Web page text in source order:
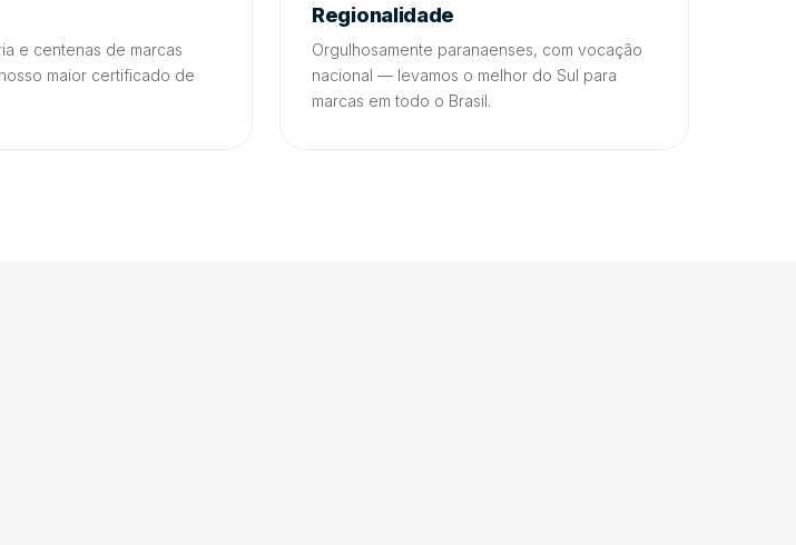
e centenas de marcas
maior certificado de
Regionalidade
Orgulhosamente paranaenses, com vocação
nacional — levamos o melhor do Sul para
marcas em todo o Brasil.